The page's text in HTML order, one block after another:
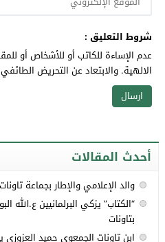
شروط التعليق :
عدم الإساءة للكاتب أو للأشخاص أو
الالهية. والابتعاد عن التحريض
أحدث المقالات
والد الإعلامي والإطار بجماعة
“الكتاب” يزكي البرلمانيين ع.الله
بتاونات
ابن تاونات الجمعوي حميد